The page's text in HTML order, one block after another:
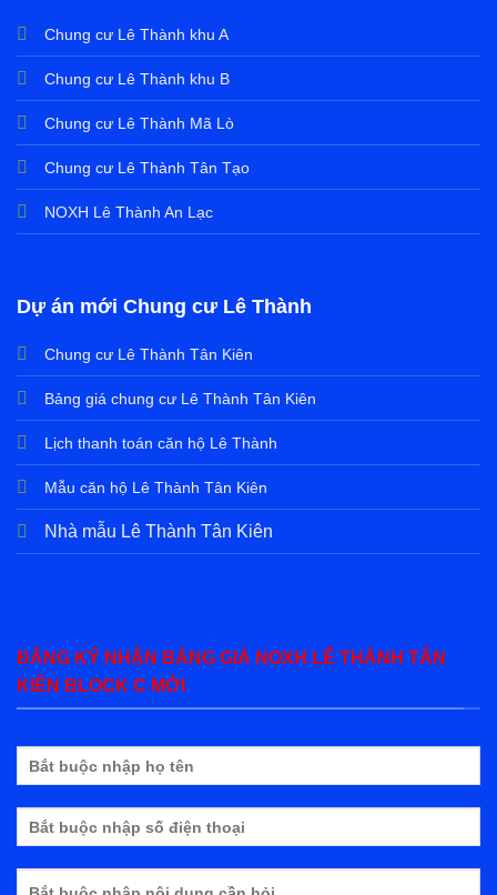
Chung cư Lê Thành khu A
Chung cư Lê Thành khu B
Chung cư Lê Thành Mã Lò
Chung cư Lê Thành Tân Tạo
NOXH Lê Thành An Lạc
Dự án mới Chung cư Lê Thành
Chung cư Lê Thành Tân Kiên
Bảng giá chung cư Lê Thành Tân Kiên
Lịch thanh toán căn hộ Lê Thành
Mẫu căn hộ Lê Thành Tân Kiên
Nhà mẫu Lê Thành Tân Kiên
ĐĂNG KÝ NHẬN BẢNG GIÁ NOXH LÊ THÀNH TÂN
KIÊN BLOCK C MỚI